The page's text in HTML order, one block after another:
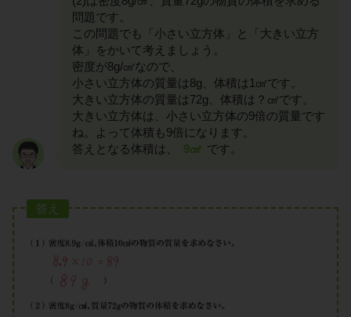
問題です。
この問題でも「小さい立方体」と「大きい立方
体」をかいて考えましょう。
密度が8g/㎤なので、
小さい立方体の質量は8g、体積は1㎤です。
大きい立方体の質量は72g、体積は？㎤です。
大きい立方体は、小さい立方体の9倍の質量です
ね。よって体積も9倍になります。
答えとなる体積は、
9㎤ です。
答え